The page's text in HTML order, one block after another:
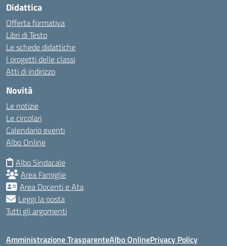
Didattica
Offerta formativa
Libri di Testo
Le schede didattiche
I progetti delle classi
Atti di indirizzo
Novità
Le notizie
Le circolari
Calendario eventi
Albo Online
Albo Sindacale
Area Famiglie
Area Docenti e Ata
Leggi la posta
Tutti gli argomenti
Amministrazione TrasparenteAlbo OnlinePrivacy Policy